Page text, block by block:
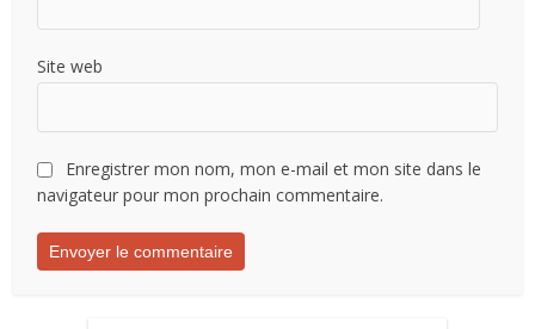
Site web
Enregistrer mon nom, mon e-mail et mon site dans le
navigateur pour mon prochain commentaire.